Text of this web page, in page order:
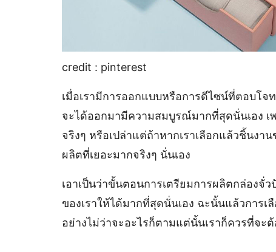
credit : pinterest
เมื่อเรามีการออกแบบหรือการดีไซน์ที่ตอบโจ
จะได้ออกมามีความสมบูรณ์มากที่สุดนั่นเอง เ
จริงๆ หรือเปล่าแต่ถ้าหากเราเลือกแล้วชิ้นงา
ผลิตที่เยอะมากจริงๆ นั่นเอง
เอาเป็นว่าขั้นตอนการเตรียมการผลิตกล่องจั่
ของเราให้ได้มากที่สุดนั่นเอง ฉะนั้นแล้วการ
อย่างไม่ว่าจะอะไรก็ตามแต่นั้นเราก็ควรที่จะ